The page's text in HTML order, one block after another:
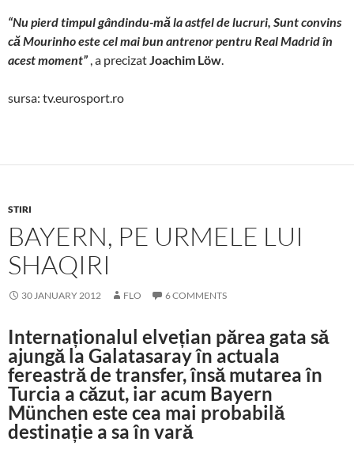
“Nu pierd timpul gândindu-mă la astfel de lucruri, Sunt convins
că Mourinho este cel mai bun antrenor pentru Real Madrid în
acest moment” , a precizatJoachim Löw.
sursa: tv.eurosport.ro
STIRI
BAYERN, PE URMELE LUI
SHAQIRI
30 JANUARY 2012 FLO 6 COMMENTS
Internaționalul elvețian părea gata să
ajungă la Galatasaray în actuala
fereastră de transfer, însă mutarea în
Turcia a căzut, iar acum Bayern
München este cea mai probabilă
destinație a sa în vară